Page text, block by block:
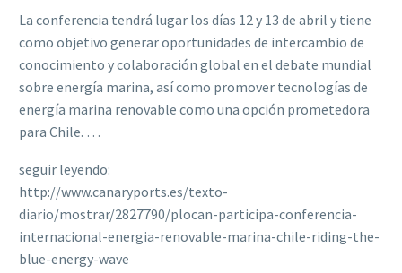
La conferencia tendrá lugar los días 12 y 13 de abril y tiene
como objetivo generar oportunidades de intercambio de
conocimiento y colaboración global en el debate mundial
sobre energía marina, así como promover tecnologías de
energía marina renovable como una opción prometedora
para Chile. …
seguir leyendo:
http://www.canaryports.es/texto-
diario/mostrar/2827790/plocan-participa-conferencia-
internacional-energia-renovable-marina-chile-riding-the-
blue-energy-wave